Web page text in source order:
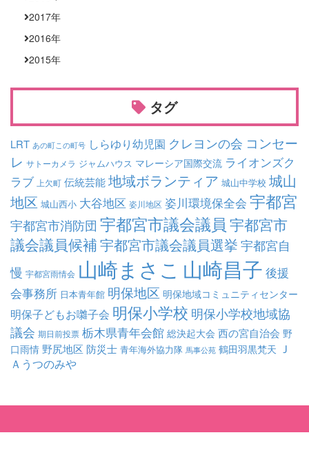
2017年
2016年
2015年
タグ
LRT あの町この町号 しらゆり幼児園 クレヨンの会 コンセー
レ サトーカメラ ジャムハウス マレーシア国際交流 ライオンズク
ラブ 上欠町 伝統芸能地域ボランティア 城山中学校 城山
地区 城山西小 大谷地区 姿川地区 姿川環境保全会 宇都宮
宇都宮市消防団 宇都宮市議会議員 宇都宮市
議会議員候補宇都宮市議会議員選挙 宇都宮自
慢 宇都宮雨情会 山崎まさこ 山崎昌子 後援
会事務所 日本青年館 明保地区 明保地域コミュニティセンター
明保子どもお囃子会 明保小学校 明保小学校地域協
議会 期日前投票 栃木県青年会館 総決起大会 西の宮自治会 野
口雨情 野尻地区 防災士 青年海外協力隊 馬事公苑 鶴田羽黒梵天 Ｊ
Ａうつのみや